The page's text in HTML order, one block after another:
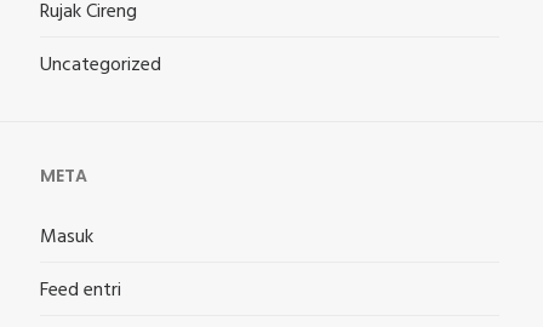
Rujak Cireng
Uncategorized
META
Masuk
Feed entri